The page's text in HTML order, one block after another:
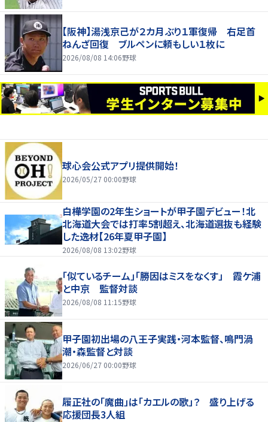
【阪神】湯浅京己が２カ月ぶり１軍復帰 右足首
ねんざ回復 ブルペンに頼もしい１枚に
2026/08/08 14:06野球
球心会公式アプリ提供開始！
2026/05/27 00:00野球
白樺学園の2年生ショートが甲子園デビュー！北
北海道大会では打率5割超え、北海道選抜も経験
した逸材【26年夏甲子園】
2026/08/08 13:02野球
「似ているチーム」「勝因はミスをなくす」 霞ケ浦
と中京 監督対談
2026/08/08 11:15野球
甲子園初出場の八王子実践・河本監督、鳴門渦
潮・森監督と対談
2026/06/27 00:00野球
履正社の「魔曲」は「カエルの歌」？ 盛り上げる
応援団長3人組